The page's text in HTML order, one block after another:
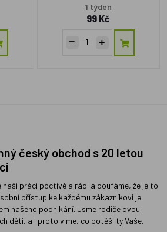
1 týden
99 Kč
český obchod s 20 letou
naši práci poctivě a rádi a doufáme, že je to
přístup ke každému zákazníkovi je
našeho podnikání. Jsme rodiče dvou
dětí, a i proto víme, co potěší ty Vaše.